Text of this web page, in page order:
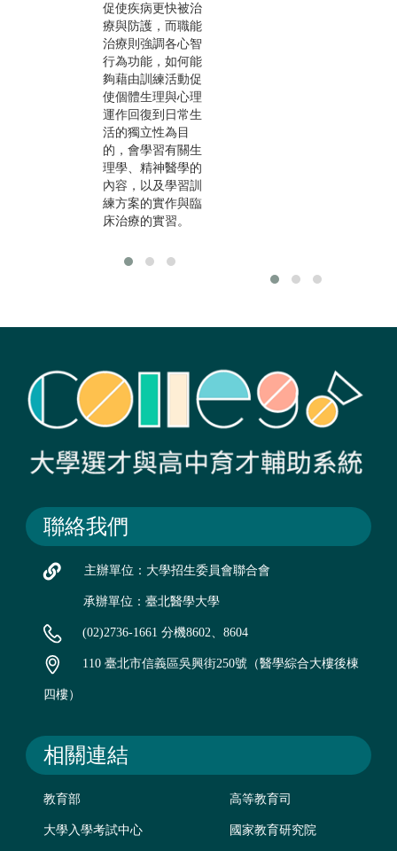
促使疾病更快被治
療與防護，而職能
治療則強調各心智
行為功能，如何能
夠藉由訓練活動促
使個體生理與心理
運作回復到日常生
活的獨立性為目
的，會學習有關生
理學、精神醫學的
內容，以及學習訓
練方案的實作與臨
床治療的實習。
聯絡我們
主辦單位：大學招生委員會聯合會
承辦單位：臺北醫學大學
(02)2736-1661 分機8602、8604
110 臺北市信義區吳興街250號（醫學綜合大樓後棟
四樓）
相關連結
教育部 高等教育司
大學入學考試中心 國家教育研究院